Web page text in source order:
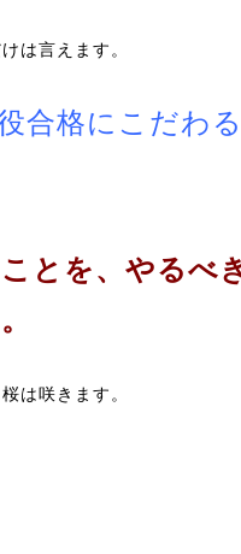
は言えます。
合格にこだわる
とを、やるべ
は咲きます。